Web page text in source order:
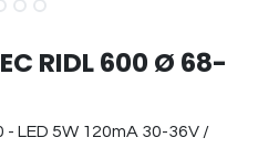
RIDL 600 Ø 68-
LED 5W 120mA 30-36V /